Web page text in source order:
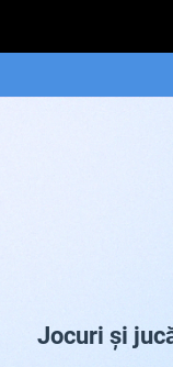
Jocuri și